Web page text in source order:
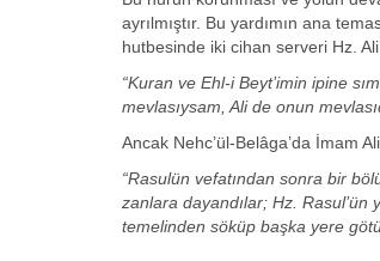
ayrılmıştır. Bu yardımın ana
hutbesinde iki cihan serveri Hz.
“Kuran ve Ehl-i Beyt’imin ipine
mevlasıysam, Ali de onun
Ancak Nehc’ül-Belâga’da İmam
“Rasulün vefatından sonra bir
zanlara dayandılar; Hz. Rasul’ün
temelinden söküp başka yere